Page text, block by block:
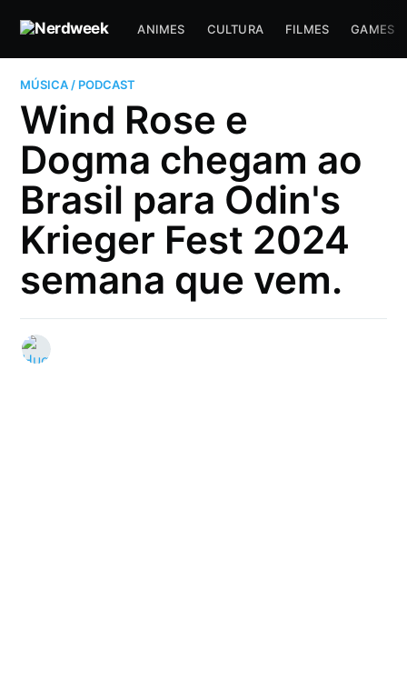
ANIMES CULTURA FILMES GAMES
MÚSICA / PODCAST
Wind Rose e
Dogma chegam ao
Brasil para Odin's
Krieger Fest 2024
semana que vem.